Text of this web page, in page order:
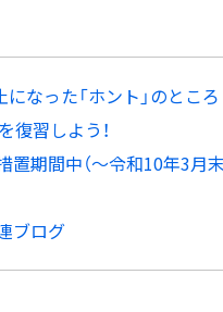
なった「ホント」のところ
復習しよう！
措置期間中（〜令和10年3月
ブログ